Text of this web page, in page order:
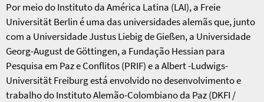
Por meio do Instituto da América Latina (LAI), a Freie
Universität Berlin é uma das universidades alemãs que, junto
com a Universidade Justus Liebig de Gießen, a Universidade
Georg-August de Göttingen, a Fundação Hessian para
Pesquisa em Paz e Conflitos (PRIF) e a Albert -Ludwigs-
Universität Freiburg está envolvido no desenvolvimento e
trabalho do Instituto Alemão-Colombiano da Paz (DKFI /